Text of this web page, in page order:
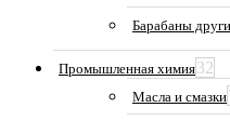
Барабаны
Промышленная химия32
Масла и смазки